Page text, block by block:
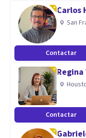
Sesiones online,
dentro y fuera de
Especialidad
Mi especialidad es el
mujeres que desean
su mundo afectivo y
relaciones. Trabajo
Carlos
San
Contactar
Contactar